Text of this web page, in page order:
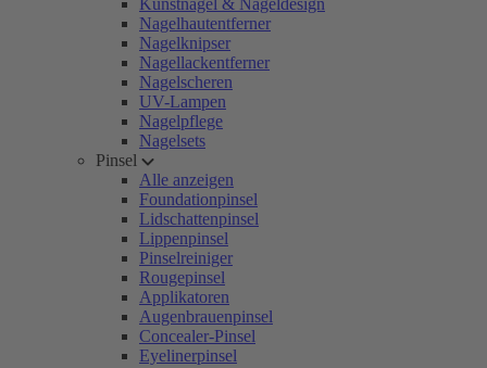
Kunstnägel & Nageldesign
Nagelhautentferner
Nagelknipser
Nagellackentferner
Nagelscheren
UV-Lampen
Nagelpflege
Nagelsets
Pinsel
Alle anzeigen
Foundationpinsel
Lidschattenpinsel
Lippenpinsel
Pinselreiniger
Rougepinsel
Applikatoren
Augenbrauenpinsel
Concealer-Pinsel
Eyelinerpinsel